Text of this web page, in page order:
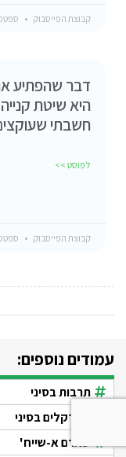
קבוצת הפייסבוק ספטמבר
דבר שהפתיע
היא שיטת
חשבתי
לפוסט >>
קבוצת הפייסבוק ספטמבר
עמודים נוספים:
תרבות בסיני
שנורקלים בסיני
שארם א-שייח'